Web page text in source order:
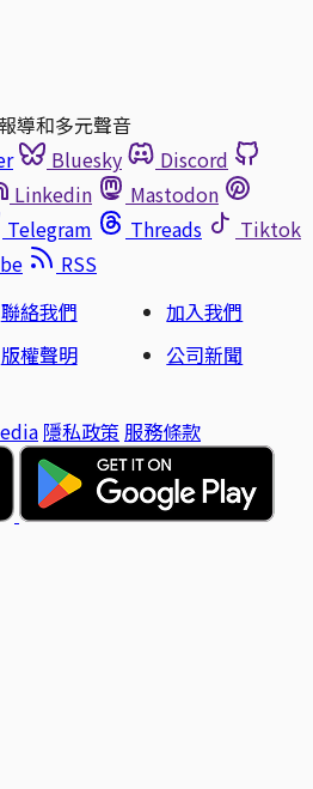
導和多元聲音
Bluesky
Discord
Linkedin
Mastodon
Telegram Threads
Tiktok
RSS
聯絡我們
加入我們
版權聲明
公司新聞
隱私政策 服務條款